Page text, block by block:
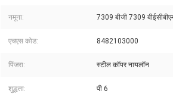
नमूना: 7309 बीजी 7309
एचएस कोड: 8482103000
पिंजरा: स्टील कॉपर नायलॉन
शुद्धता: पी 6